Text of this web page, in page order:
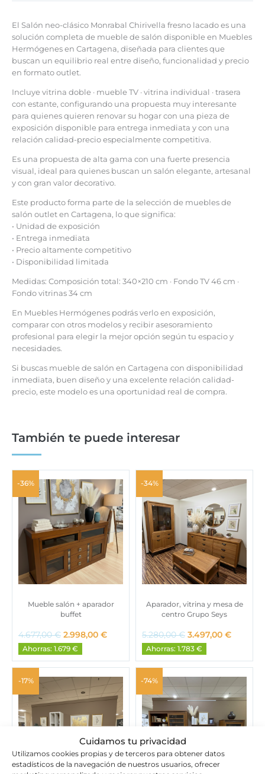
Cuidamos tu privacidad
Utilizamos cookies propias y de terceros para obtener datos
estadísticos de la navegación de nuestros usuarios, ofrecer
El Salón neo-clásico Monrabal Chirivella fresno lacado es una
solución completa de mueble de salón disponible en Muebles
Hermógenes en Cartagena, diseñada para clientes que
buscan un equilibrio real entre diseño, funcionalidad y precio
en formato outlet.
Incluye vitrina doble · mueble TV · vitrina individual · trasera
con estante, configurando una propuesta muy interesante
para quienes quieren renovar su hogar con una pieza de
exposición disponible para entrega inmediata y con una
relación calidad-precio especialmente competitiva.
Es una propuesta de alta gama con una fuerte presencia
visual, ideal para quienes buscan un salón elegante, artesanal
y con gran valor decorativo.
Este producto forma parte de la selección de muebles de
salón outlet en Cartagena, lo que significa:
• Unidad de exposición
• Entrega inmediata
• Precio altamente competitivo
• Disponibilidad limitada
Medidas: Composición total: 340×210 cm · Fondo TV 46 cm ·
Fondo vitrinas 34 cm
En Muebles Hermógenes podrás verlo en exposición,
comparar con otros modelos y recibir asesoramiento
profesional para elegir la mejor opción según tu espacio y
necesidades.
Si buscas mueble de salón en Cartagena con disponibilidad
inmediata, buen diseño y una excelente relación calidad-
precio, este modelo es una oportunidad real de compra.
También te puede interesar
-36%
Mueble salón + aparador
buffet
4.677,00€ E
l
p
r
e
c
i
o
o
g
2.998,00 €E
r
e
i
a
c
u
Ahorras: 1.679 €
-34%
Aparador, vitrina y mesa de
centro Grupo Seys
5.280,00€ E
l
p
r
e
c
i
o
o
g
3.497,00 €E
r
e
i
o
a
Ahorras: 1.783 €
-17% -74%